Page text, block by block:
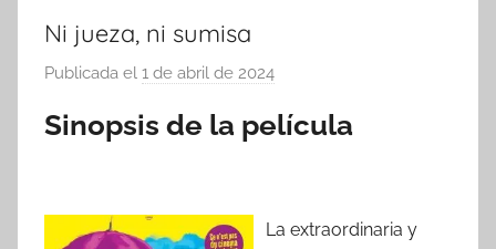
Ni jueza, ni sumisa
Publicada el 1 de abril de 2024
r
Sinopsis de la película
La extraordinaria y